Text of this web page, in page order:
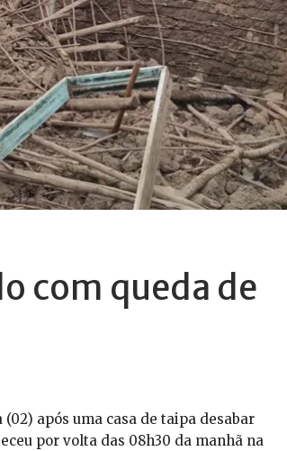
com queda de
após uma casa de taipa desabar
por volta das 08h30 da manhã na